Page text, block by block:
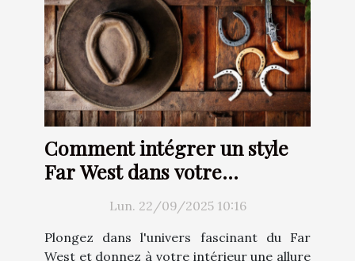
Comment intégrer un style
Far West dans votre
décoration intérieure ?
Lun. 22/09/2025 10:16
Plongez dans l'univers fascinant du Far
West et donnez à votre intérieur une allure